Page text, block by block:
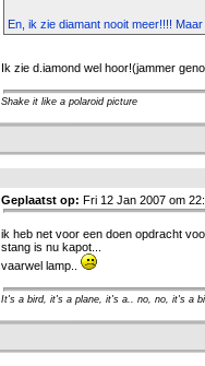
En, ik zie diamant nooit meer!!!!
Ik zie d.iamond wel hoor!(jammer
Shake it like a polaroid picture
Geplaatst op: Fri 12 Jan 2007 om
ik heb net voor een doen opdracht
stang is nu kapot...
vaarwel lamp..
It's a bird, it's a plane, it's a.. no, no, it's a